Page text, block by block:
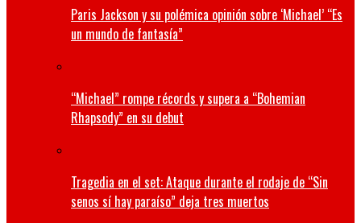
Paris Jackson y su polémica opinión sobre ‘Michael’ “Es
un mundo de fantasía”
“Michael” rompe récords y supera a “Bohemian
Rhapsody” en su debut
Tragedia en el set: Ataque durante el rodaje de “Sin
senos sí hay paraíso” deja tres muertos